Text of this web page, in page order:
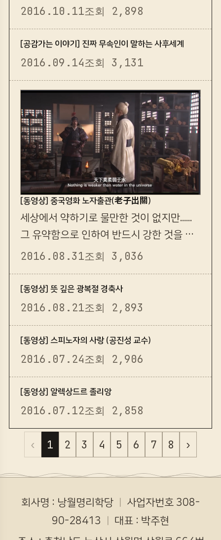
「多學而識」一語。至於仁者之…
광선사에 있는 성운대사의 글을누군가 번역
니다.
2016.10.11조회 2,898
[공감가는 이야기] 진짜 무속인이 말하는 사후세계
2016.09.14조회 3,131
[동영상] 중국영화 노자출관(老子出關)
세상에서 약하기로 물만한 것이 없지만......
그 유약함으로 인하여 반드시 강한 것을 이
기나니......
2016.08.31조회 3,036
[동영상] 뜻 깊은 광복절 경축사
2016.08.21조회 2,893
[동영상] 스피노자의 사랑 (공진성 교수)
2016.07.24조회 2,906
[동영상] 알렉상드르 졸리앙
2016.07.12조회 2,858
‹ 1 2 3 4 5 6 7 8 ›
회사명 : 낭월명리학당
사업자번호 308-
90-28413
대표 : 박주현